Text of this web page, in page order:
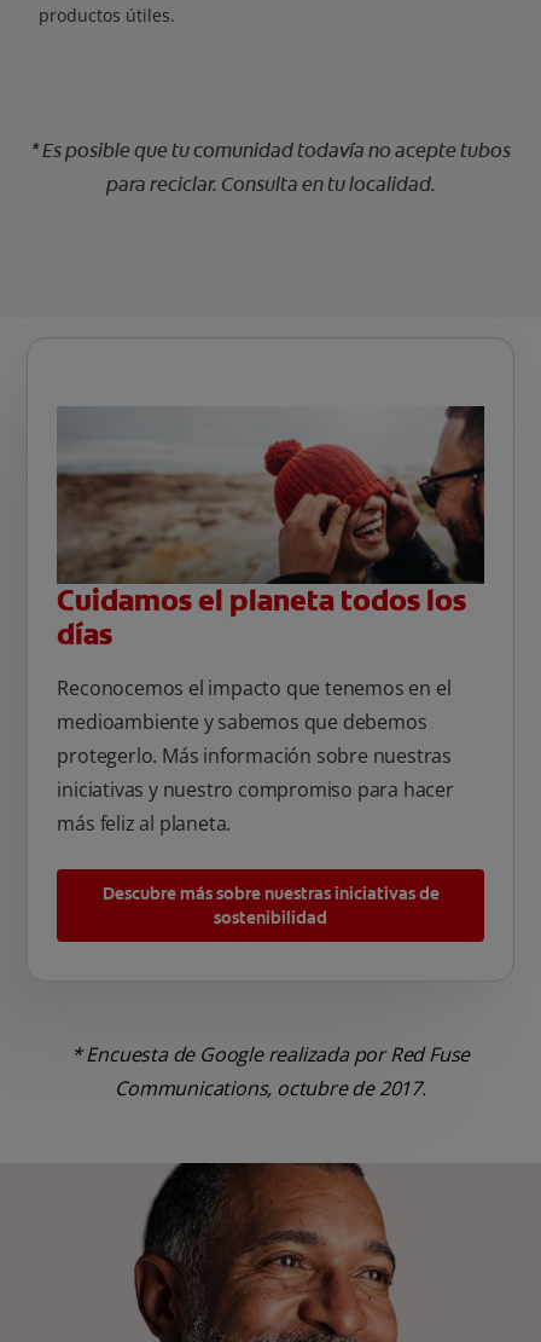
productos útiles.
* Es posible que tu comunidad todavía no acepte tubos
para reciclar. Consulta en tu localidad.
Cuidamos el planeta todos los
días
Reconocemos el impacto que tenemos en el
medioambiente y sabemos que debemos
protegerlo. Más información sobre nuestras
iniciativas y nuestro compromiso para hacer
más feliz al planeta.
Descubre más sobre nuestras iniciativas de
sostenibilidad
* Encuesta de Google realizada por Red Fuse
Communications, octubre de 2017.